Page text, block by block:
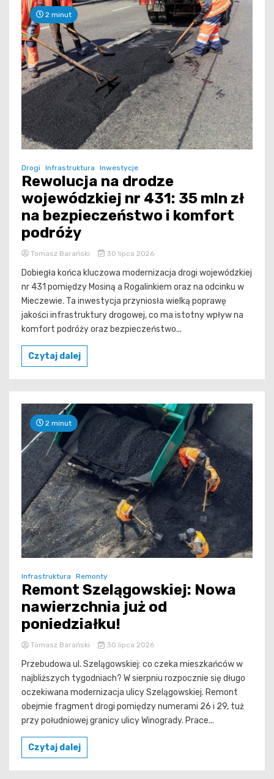
2 minut
Drogi Infrastruktura Inwestycje
Rewolucja na drodze
wojewódzkiej nr 431: 35 mln zł
na bezpieczeństwo i komfort
podróży
Tomasz Barański 30 lipca 2026
Dobiegła końca kluczowa modernizacja drogi wojewódzkiej
nr 431 pomiędzy Mosiną a Rogalinkiem oraz na odcinku w
Mieczewie. Ta inwestycja przyniosła wielką poprawę
jakości infrastruktury drogowej, co ma istotny wpływ na
komfort podróży oraz bezpieczeństwo...
Czytaj dalej
2 minut
Infrastruktura Remonty
Remont Szelągowskiej: Nowa
nawierzchnia już od
poniedziałku!
Tomasz Barański 30 lipca 2026
Przebudowa ul. Szelągowskiej: co czeka mieszkańców w
najbliższych tygodniach? W sierpniu rozpocznie się długo
oczekiwana modernizacja ulicy Szelągowskiej. Remont
obejmie fragment drogi pomiędzy numerami 26 i 29, tuż
przy południowej granicy ulicy Winogrady. Prace...
Czytaj dalej